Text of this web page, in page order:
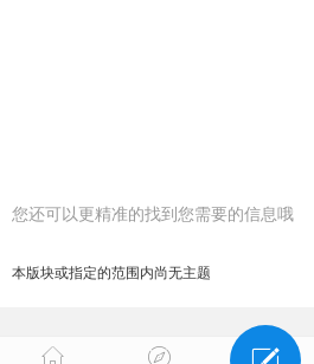
您还可以更精准的找到您需要的信息哦
本版块或指定的范围内尚无主题